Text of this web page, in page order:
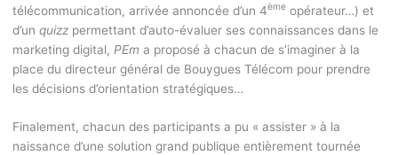
télécommunication, arrivée annoncée d’un 4èmeopérateur…) et
d’un quizzpermettant d’auto-évaluer ses connaissances dans le
marketing digital, PEm a proposé à chacun de s’imaginer à la
place du directeur général de Bouygues Télécom pour prendre
les décisions d’orientation stratégiques…
Finalement, chacun des participants a pu « assister » à la
naissance d’une solution grand publique entièrement tournée